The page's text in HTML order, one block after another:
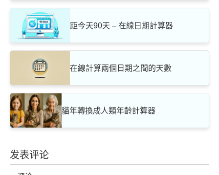
距今天90天 – 在線日期計算器
在線計算兩個日期之間的天數
貓年轉換成人類年齡計算器
发表评论